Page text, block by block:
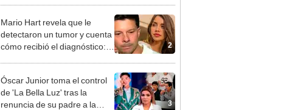
bajo”
2
Mario Hart revela que le
detectaron un tumor y cuenta
cómo recibió el diagnóstico:
3
Óscar Junior toma el control
de 'La Bella Luz' tras la
renuncia de su padre a la